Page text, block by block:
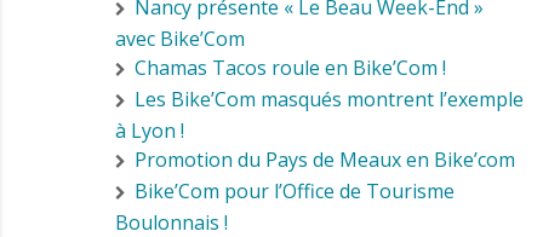
Nancy présente « Le Beau Week-End »
avec Bike’Com
Chamas Tacos roule en Bike’Com !
Les Bike’Com masqués montrent l’exemple
à Lyon !
Promotion du Pays de Meaux en Bike’com
Bike’Com pour l’Office de Tourisme
Boulonnais !